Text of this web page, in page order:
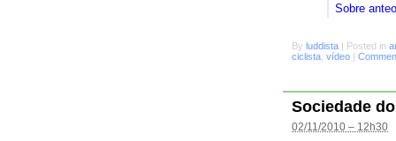
Sobre
By luddista Posted in
ciclista vídeo
Sociedade
02/11/2010 – 12h30